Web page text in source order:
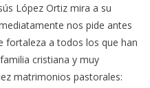
López Ortiz mira a su
nos pide antes
fortaleza a todos los que han
cristiana y muy
matrimonios pastorales: